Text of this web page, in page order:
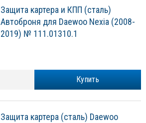
Защита картера и КПП (сталь)
Автоброня для Daewoo Nexia (2008-
2019) № 111.01310.1
Купить
Защита картера (сталь) Daewoo